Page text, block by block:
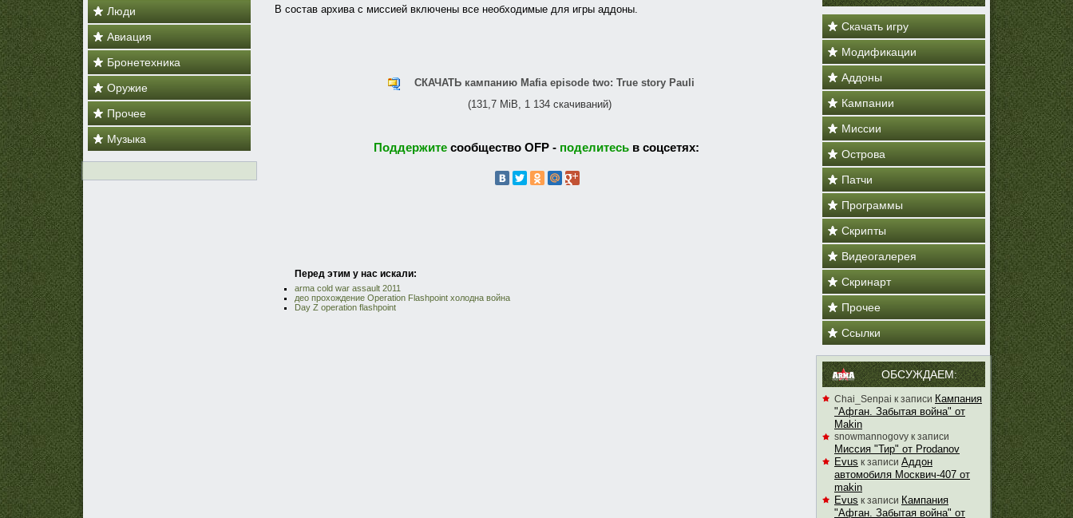
Люди
Авиация
Бронетехника
Оружие
Прочее
Музыка
В состав архива с миссией включены все необходимые для игры аддоны.
СКАЧАТЬ кампанию Mafia episode two: True story Pauli
(131,7 MiB, 1 134 скачиваний)
Поддержите сообщество OFP - поделитесь в соцсетях:
Перед этим у нас искали:
arma cold war assault 2011
део прохождение Operation Flashpoint холодна война
Day Z operation flashpoint
Скачать игру
Модификации
Аддоны
Кампании
Миссии
Острова
Патчи
Программы
Скрипты
Видеогалерея
Скринарт
Прочее
Ссылки
ОБСУЖДАЕМ:
Chai_Senpai к записи Кампания
"Афган. Забытая война" от
Makin
snowmannogovy к записи
Миссия "Тир" от Prodanov
Evus к записи Аддон
автомобиля Москвич-407 от
makin
Evus к записи Кампания
"Афган. Забытая война" от